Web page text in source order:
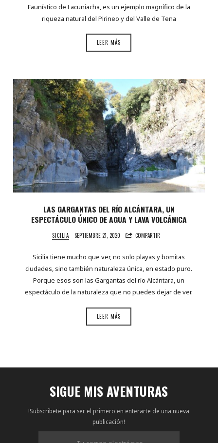
Faunístico de Lacuniacha, es un ejemplo magnífico de la
riqueza natural del Pirineo y del Valle de Tena
LEER MÁS
LAS GARGANTAS DEL RÍO ALCÁNTARA, UN
ESPECTÁCULO ÚNICO DE AGUA Y LAVA VOLCÁNICA
SICILIA SEPTIEMBRE 21, 2020 COMPARTIR
Sicilia tiene mucho que ver, no solo playas y bomitas
ciudades, sino también naturaleza única, en estado puro.
Porque esos son las Gargantas del río Alcántara, un
espectáculo de la naturaleza que no puedes dejar de ver.
LEER MÁS
SIGUE MIS AVENTURAS
!Subscribete para ser el primero en enterarte de una nueva
publicación!